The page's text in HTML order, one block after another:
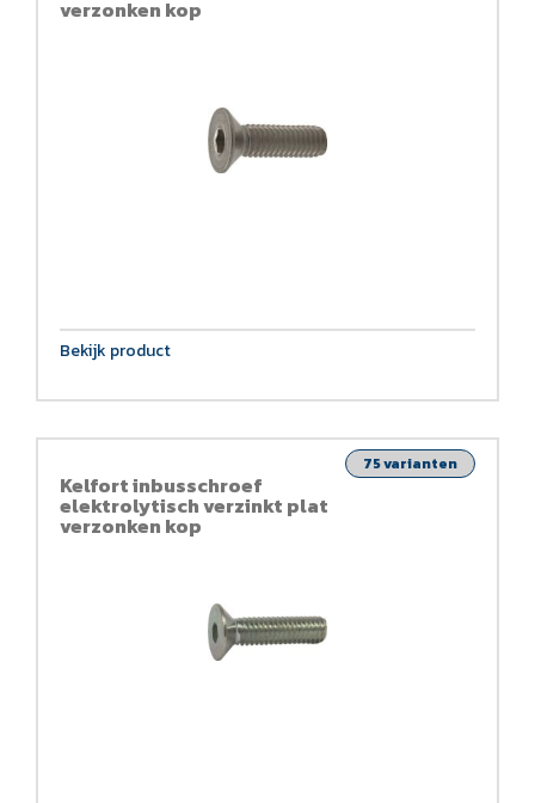
verzonken kop
Bekijk product
Kelfort inbusschroef
elektrolytisch verzinkt plat
verzonken kop
75 varianten